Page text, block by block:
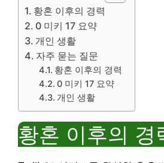
황혼 이후의 경력
0 미키 17 요약
개인 생활
자주 묻는 질문
황혼 이후의 경력
0 미키 17 요약
개인 생활
황혼 이후의 경